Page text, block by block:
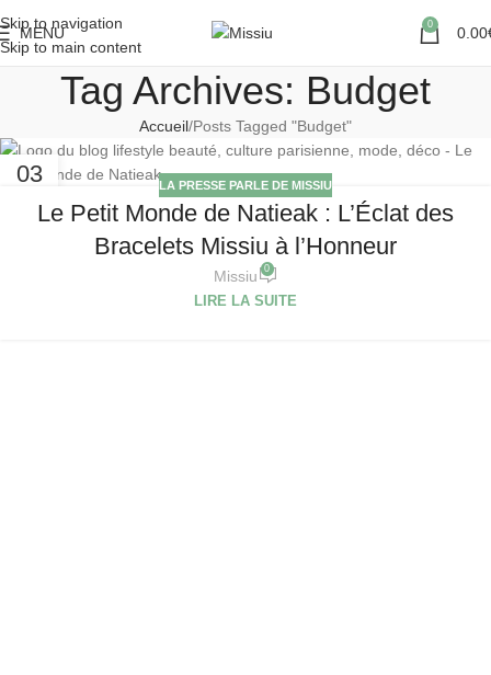
Skip to navigation
Skip to main content
MENU 0 0.00
Tag Archives: Budget
Accueil Posts Tagged "Budget"
03 LA PRESSE PARLE DE MISSIU
Le Petit Monde de Natieak : L’Éclat des
Bracelets Missiu à l’Honneur
Missiu 0
LIRE LA SUITE